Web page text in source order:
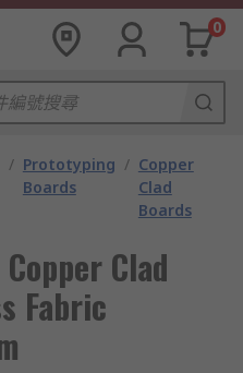
0
/ Prototyping
Boards
/ Copper
Clad
Boards
Clad
Fabric